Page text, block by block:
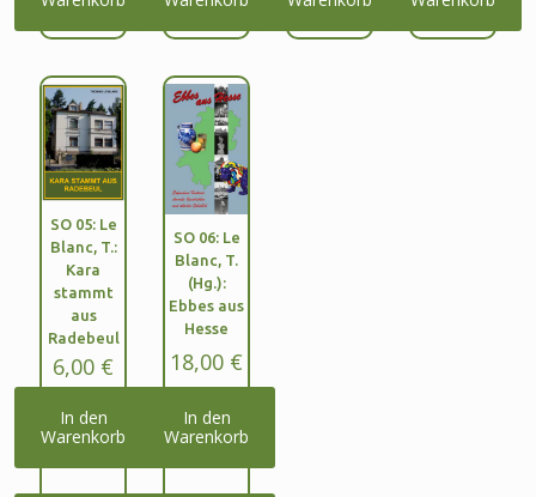
SO 05: Le
Blanc, T.:
Kara
stammt
aus
Radebeul
6,00 €
In den
Warenkorb
SO 06: Le
Blanc, T.
(Hg.):
Ebbes aus
Hesse
18,00 €
In den
Warenkorb